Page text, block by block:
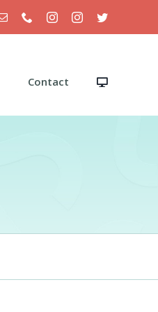
Email TéléphoneInstagramInstagramTwitter
Contact